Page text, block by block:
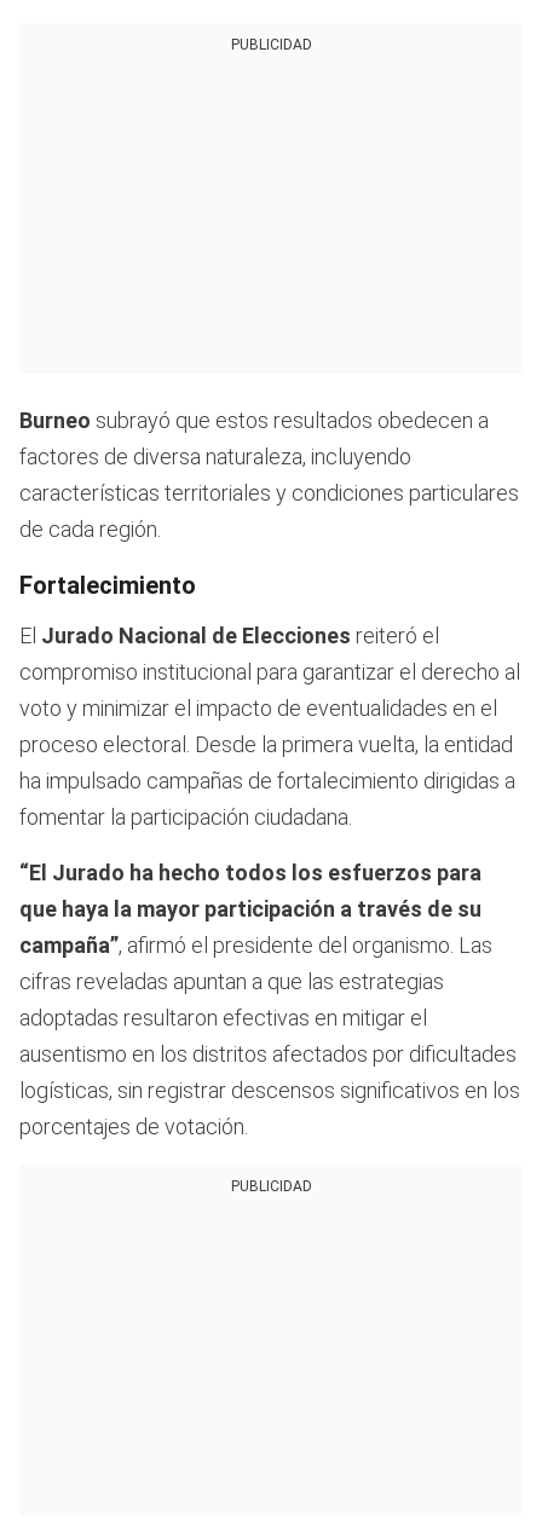
PUBLICIDAD
Burneo subrayó que estos resultados obedecen a
factores de diversa naturaleza, incluyendo
características territoriales y condiciones particulares
de cada región.
Fortalecimiento
El Jurado Nacional de Elecciones reiteró el
compromiso institucional para garantizar el derecho al
voto y minimizar el impacto de eventualidades en el
proceso electoral. Desde la primera vuelta, la entidad
ha impulsado campañas de fortalecimiento dirigidas a
fomentar la participación ciudadana.
“El Jurado ha hecho todos los esfuerzos para
que haya la mayor participación a través de su
campaña”, afirmó el presidente del organismo. Las
cifras reveladas apuntan a que las estrategias
adoptadas resultaron efectivas en mitigar el
ausentismo en los distritos afectados por dificultades
logísticas, sin registrar descensos significativos en los
porcentajes de votación.
PUBLICIDAD